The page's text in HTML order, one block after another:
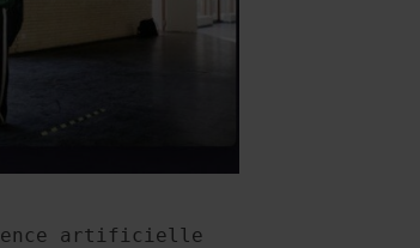
artificielle